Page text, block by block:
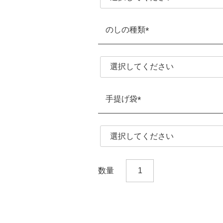
のしの種類
(必
須)
手提げ袋
(必
須)